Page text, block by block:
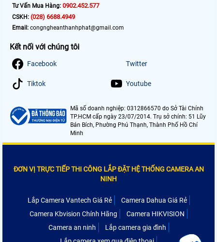
Tư Vấn Mua Hàng: 0902.452.577
CSKH: (028) 6688.4949
Email: congngheanthanhphat@gmail.com
Kết nối với chúng tôi
Facebook Twitter
Tiktok Youtube
Mã số doanh nghiệp: 0312866570 do Sở Tài Chính
TP.HCM cấp ngày 23/07/2014. Trụ sở chính: 51 Lũy
Bán Bích, Phường Phú Thạnh, Thành Phố Hồ Chí
Minh
ĐƠN VỊ TRỰC TIẾP THI CÔNG LẮP ĐẶT HỆ THỐNG CAMERA AN
NINH
Lắp Camera Vantech Giá Rẻ
Camera Dahua Giá Rẻ
Camera Kbvision Chính Hãng
Camera HIKVISION
Camera an ninh
Lắp camera gia đình